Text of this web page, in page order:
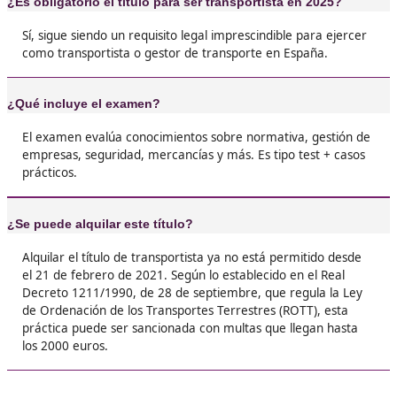
Isidro, de O Barco
❝
No es tan difícil como parece. Eso sí, hay que
estudiar. Pero merece la pena 100%. Con un
disciplina y un buen curso, se aprueba. Lo
que ahora puedo trabajar por mi cuenta y no
depender de nadie.
Samuel, G.L.
❝ Yo pensaba que iba a ser más complicado,
curso se me hizo muy llevadero. Al principio
asustaba la idea de volver a estudiar, pero el
estaba tan bien explicado que se me pasó
